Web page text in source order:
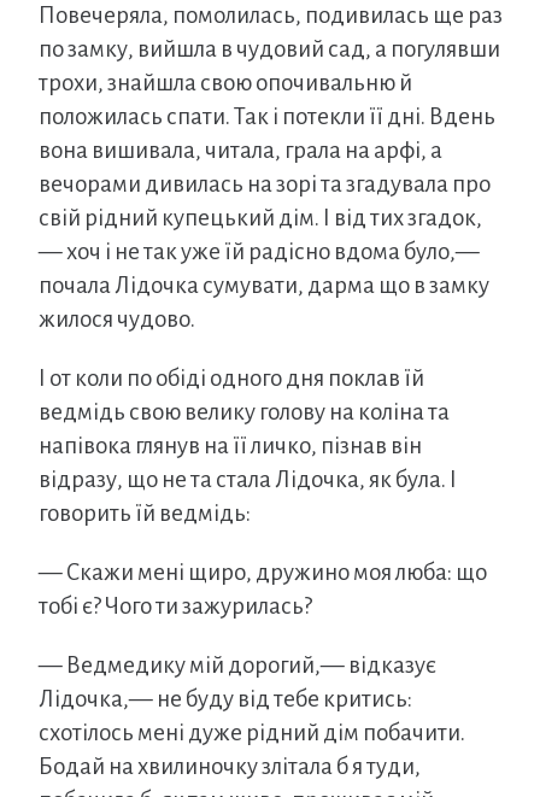
Повечеряла, помолилась, подивилась ще раз
по замку, вийшла в чудовий сад, а погулявши
трохи, знайшла свою опочивальню й
положилась спати. Так і потекли її дні. Вдень
вона вишивала, читала, грала на арфі, а
вечорами дивилась на зорі та згадувала про
свій рідний купецький дім. І від тих згадок,
— хоч і не так уже їй радісно вдома було,—
почала Лідочка сумувати, дарма що в замку
жилося чудово.
І от коли по обіді одного дня поклав їй
ведмідь свою велику голову на коліна та
напівока глянув на її личко, пізнав він
відразу, що не та стала Лідочка, як була. І
говорить їй ведмідь:
— Скажи мені щиро, дружино моя люба: що
тобі є? Чого ти зажурилась?
— Ведмедику мій дорогий,— відказує
Лідочка,— не буду від тебе критись:
схотілось мені дуже рідний дім побачити.
Бодай на хвилиночку злітала б я туди,